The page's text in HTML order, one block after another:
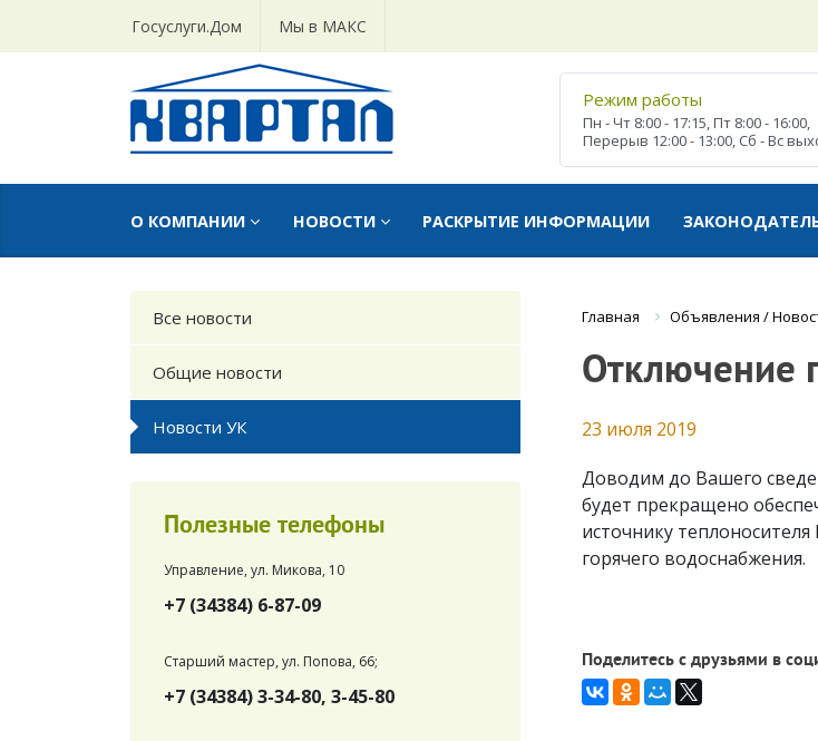
Госуслуги.Дом Мы в МАКС
Режим работы
Пн - Чт 8:00 - 17:15, Пт 8:00 - 16:00,
Перерыв 12:00 - 13:00, Сб - Вс
О КОМПАНИИ НОВОСТИ РАСКРЫТИЕ ИНФОРМАЦИИ
Главная Объявления /
Отключение
23 июля 2019
Доводим до Вашего
будет прекращено
источнику
горячего водоснабжения.
Поделитесь с друзьями в
Все новости
Общие новости
Новости УК
Полезные телефоны
Управление, ул. Микова, 10
+7 (34384) 6-87-09
Старший мастер, ул. Попова, 66;
+7 (34384) 3-34-80, 3-45-80